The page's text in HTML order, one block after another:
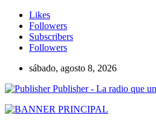
Likes
Followers
Subscribers
Followers
sábado, agosto 8, 2026
Publisher - La radio que